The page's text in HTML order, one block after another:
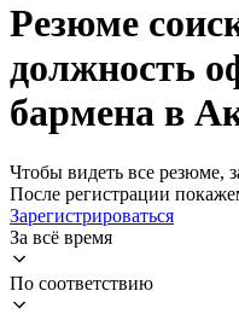
Резюме
должность
бармена в
Чтобы видеть все резюме,
После регистрации
Зарегистрироваться
За всё время
По соответствию